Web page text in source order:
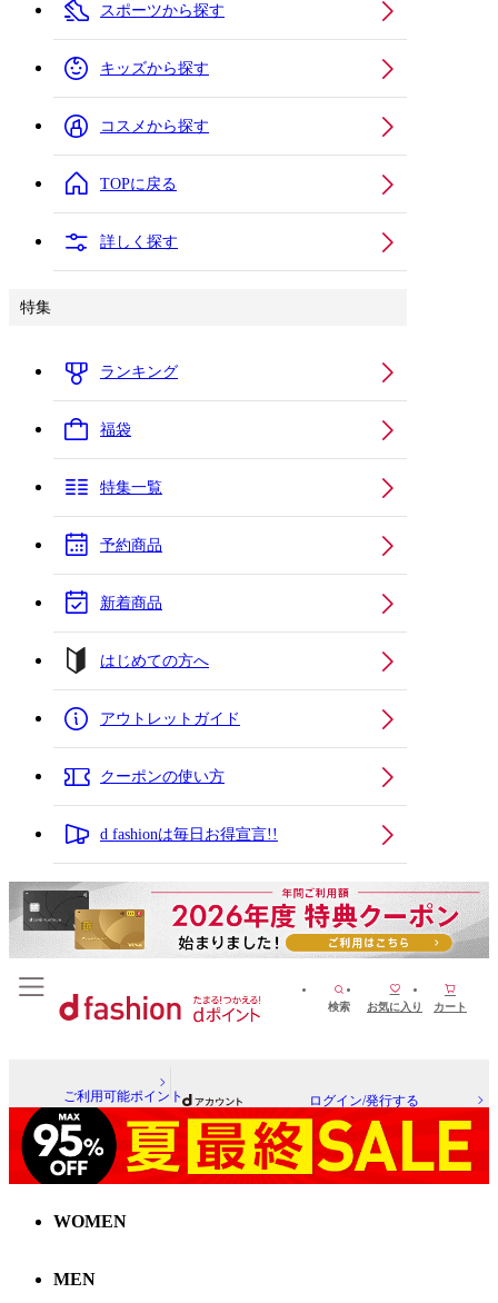
スポーツから探す
キッズから探す
コスメから探す
TOPに戻る
詳しく探す
特集
ランキング
福袋
特集一覧
予約商品
新着商品
はじめての方へ
アウトレットガイド
クーポンの使い方
d fashionは毎日お得宣言!!
検索 お気に入り カート
ご利用可能ポイント ログイン/発行する
WOMEN
MEN